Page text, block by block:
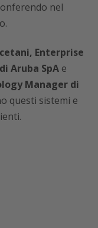
nel
Enterprise
Aruba SpA e
Manager di
questi sistemi e